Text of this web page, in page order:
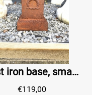
Cast iron base, small column with a rustic surface, small model
€119,00